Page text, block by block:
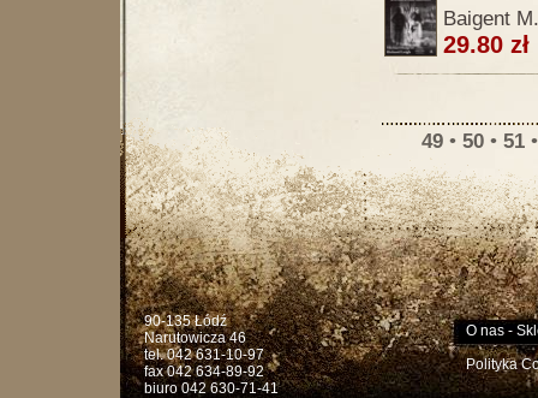
Baigent
29.80 zł
49• 50• 51
90-135 Łódź
Narutowicza 46
tel. 042 631-10-97
fax 042 634-89-92
biuro 042 630-71-41
O nas-
Polityka